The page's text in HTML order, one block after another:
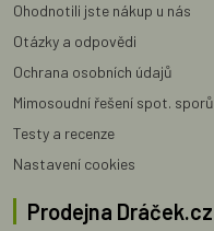
Ohodnotili jste nákup u nás
Otázky a odpovědi
Ochrana osobních údajů
Mimosoudní řešení spot. sporů
Testy a recenze
Nastavení cookies
Prodejna Dráček.cz